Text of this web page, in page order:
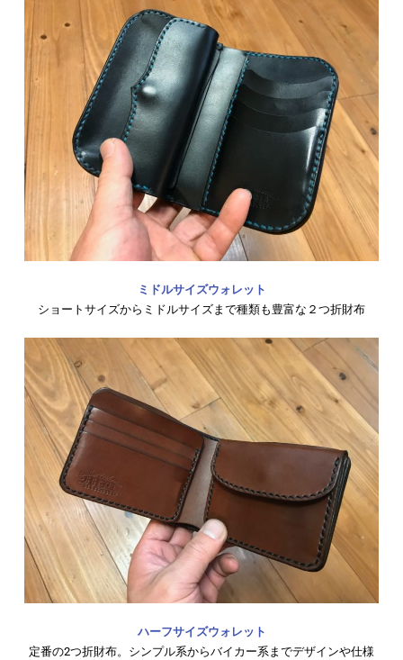
ミドルサイズウォレット
ショートサイズからミドルサイズまで種類も豊富な２つ折財布
ハーフサイズウォレット
定番の2つ折財布。シンプル系からバイカー系までデザインや仕様